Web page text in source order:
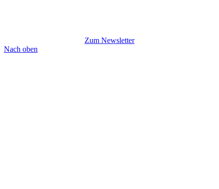
Zum Newsletter
Nach oben